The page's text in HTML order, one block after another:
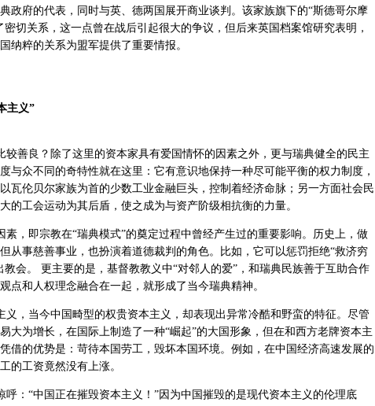
政府的代表，同时与英、德两国展开商业谈判。该家族旗下的“斯德哥尔摩
密切关系，这一点曾在战后引起很大的争议，但后来英国档案馆研究表明，
纳粹的关系为盟军提供了重要情报。
主义”
较善良？除了这里的资本家具有爱国情怀的因素之外，更与瑞典健全的民主
与众不同的奇特性就在这里：它有意识地保持一种尽可能平衡的权力制度，
瓦伦贝尔家族为首的少数工业金融巨头，控制着经济命脉；另一方面社会民
的工会运动为其后盾，使之成为与资产阶级相抗衡的力量。
素，即宗教在“瑞典模式”的奠定过程中曾经产生过的重要影响。历史上，做
从事慈善事业，也扮演着道德裁判的角色。比如，它可以惩罚拒绝“救济穷
教会。 更主要的是，基督教教义中“对邻人的爱”，和瑞典民族善于互助合作
点和人权理念融合在一起，就形成了当今瑞典精神。
义，当今中国畸型的权贵资本主义，却表现出异常冷酷和野蛮的特征。尽管
大为增长，在国际上制造了一种“崛起”的大国形象，但在和西方老牌资本主
借的优势是：苛待本国劳工，毁坏本国环境。例如，在中国经济高速发展的
的工资竟然没有上涨。
呼：“中国正在摧毁资本主义！”因为中国摧毁的是现代资本主义的伦理底